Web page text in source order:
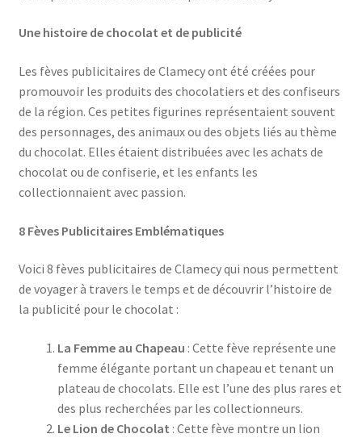
Une histoire de chocolat et de publicité
Les fèves publicitaires de Clamecy ont été créées pour
promouvoir les produits des chocolatiers et des confiseurs
de la région. Ces petites figurines représentaient souvent
des personnages, des animaux ou des objets liés au thème
du chocolat. Elles étaient distribuées avec les achats de
chocolat ou de confiserie, et les enfants les
collectionnaient avec passion.
8 Fèves Publicitaires Emblématiques
Voici 8 fèves publicitaires de Clamecy qui nous permettent
de voyager à travers le temps et de découvrir l’histoire de
la publicité pour le chocolat :
La Femme au Chapeau : Cette fève représente une
femme élégante portant un chapeau et tenant un
plateau de chocolats. Elle est l’une des plus rares et
des plus recherchées par les collectionneurs.
Le Lion de Chocolat : Cette fève montre un lion